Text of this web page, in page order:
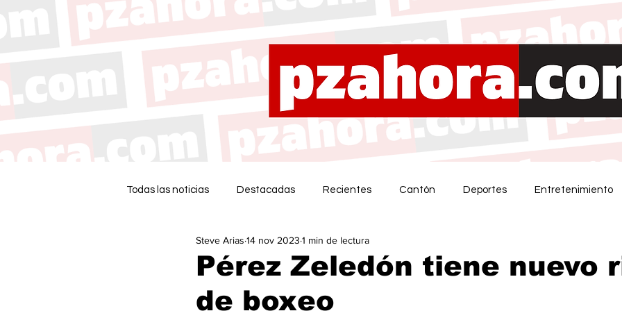
Todas las noticias Destacadas Recientes Cantón Deportes Entretenimiento
Pérez Zeledón tiene nuevo
de boxeo
Steve Arias 14 nov 2023 1 min de lectura